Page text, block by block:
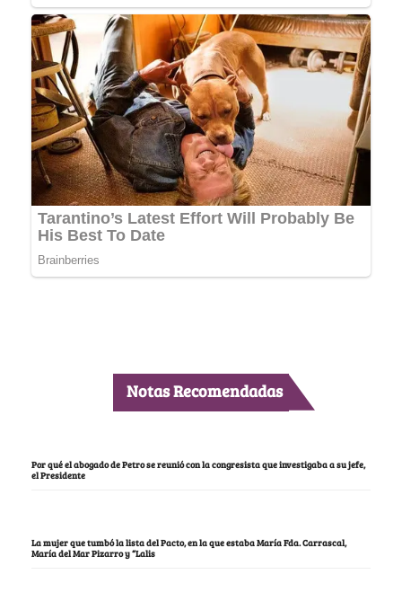
Notas Recomendadas
Por qué el abogado de Petro se reunió con la congresista que investigaba a su jefe,
el Presidente
La mujer que tumbó la lista del Pacto, en la que estaba María Fda. Carrascal,
María del Mar Pizarro y “Lalis